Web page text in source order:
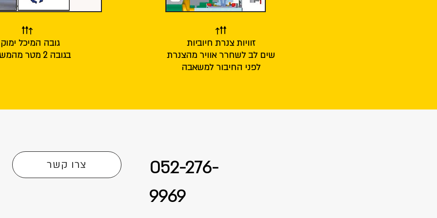
↑🠑🠑
גובה המיכל
בגובה 2 מטר מהמשאבה
↑🠑🠑
זוויות צנרת חיוביות
שים לב לשחרר אוויר מהצנרת
לפני החיבור למשאבה
צרו קשר
052-276-
9969